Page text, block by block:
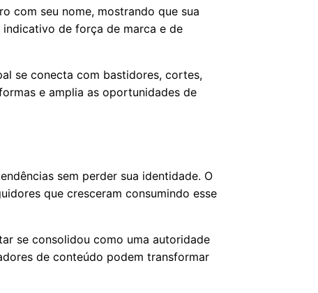
com seu nome, mostrando que sua
de força de marca e de
se conecta com bastidores, cortes,
e amplia as oportunidades de
sem perder sua identidade. O
que cresceram consumindo esse
se consolidou como uma autoridade
de conteúdo podem transformar